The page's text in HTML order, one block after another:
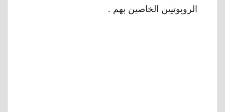
الروبوتيين الخاصين بهم .